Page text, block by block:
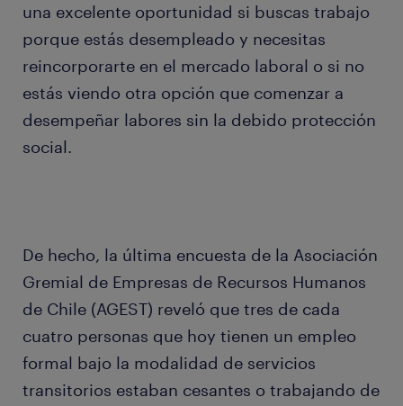
una excelente oportunidad si buscas trabajo
porque estás desempleado y necesitas
reincorporarte en el mercado laboral o si no
estás viendo otra opción que comenzar a
desempeñar labores sin la debido protección
social.
De hecho, la última encuesta de la Asociación
Gremial de Empresas de Recursos Humanos
de Chile (AGEST) reveló que tres de cada
cuatro personas que hoy tienen un empleo
formal bajo la modalidad de servicios
transitorios estaban cesantes o trabajando de